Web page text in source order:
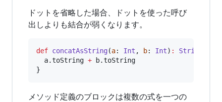
ドットを省略した場合、ドットを使った呼び
出しよりも結合が弱くなります。
def concatAsString(a: Int , b: Int) : String
  a.toString
+ b.toString
}
メソッド定義のブロックは複数の式を一つの